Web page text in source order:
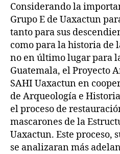
Considerando la
Grupo E de Uaxactun
tanto para sus
como para la historia de
no en último lugar para
Guatemala, el Proyecto
SAHI Uaxactun en
de Arqueología e
el proceso de
mascarones de la
Uaxactun. Este proceso,
se analizaran más